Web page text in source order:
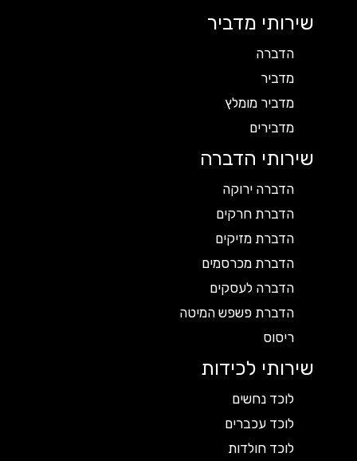
שירותי מדביר
הדברה
מדביר
מדביר מומלץ
מדבירים
שירותי הדברה
הדברה ירוקה
הדברת חרקים
הדברת מזיקים
הדברת מכרסמים
הדברה לעסקים
הדברת פשפש המיטה
ריסוס
שירותי לכידות
לוכד נחשים
לוכד עכברים
לוכד חולדות